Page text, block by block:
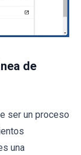
de
ser un proceso
una